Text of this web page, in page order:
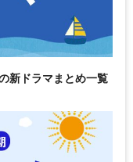
新ドラマまとめ一覧